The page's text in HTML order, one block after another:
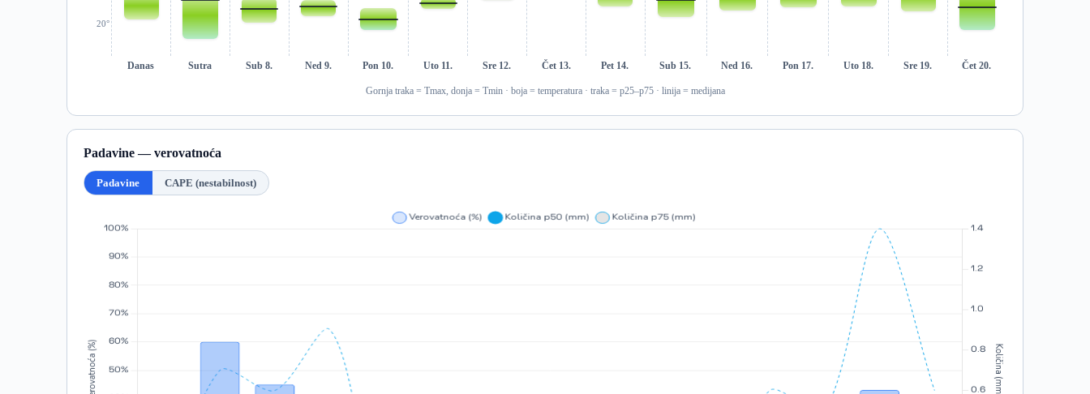
20°
Danas Sutra Sub 8. Ned 9. Pon 10. Uto 11. Sre 12. Čet 13. Pet 14. Sub 15. Ned 16. Pon 17. Uto 18. Sre 19. Čet 20.
Gornja traka = Tmax, donja = Tmin · boja = temperatura · traka = p25–p75 · linija = medijana
Padavine — verovatnoća
Padavine CAPE (nestabilnost)